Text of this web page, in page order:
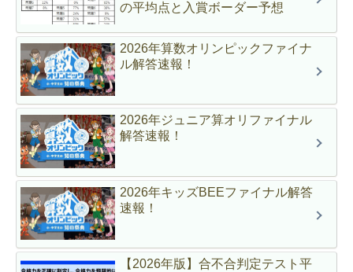
の平均点と入賞ボーダー予想
2026年算数オリンピックファイナ
ル解答速報！
2026年ジュニア算オリファイナル
解答速報！
2026年キッズBEEファイナル解答
速報！
【2026年版】合不合判定テスト平